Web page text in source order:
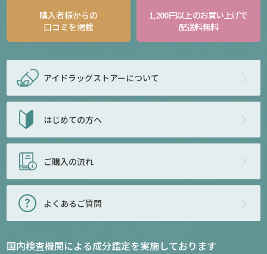
購入者様からの
口コミを掲載
1,200円以上のお買い上げで
配送料無料
アイドラッグストアーについて
はじめての方へ
ご購入の流れ
よくあるご質問
国内検査機関による成分鑑定を実施しております